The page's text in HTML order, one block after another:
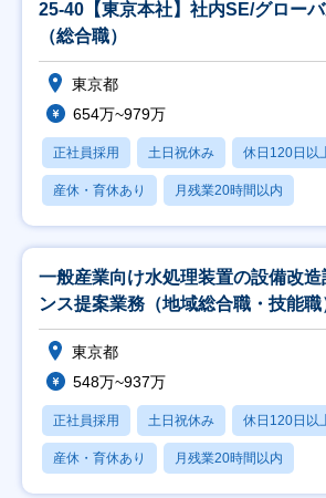
25-40【東京本社】社内SE/グロー
（総合職）
東京都
654万~979万
正社員採用 土日祝休み 休日120日以
産休・育休あり 月残業20時間以内
一般産業向け水処理装置の設備改
ンス提案業務（地域総合職・技能職
東京都
548万~937万
正社員採用 土日祝休み 休日120日以
産休・育休あり 月残業20時間以内